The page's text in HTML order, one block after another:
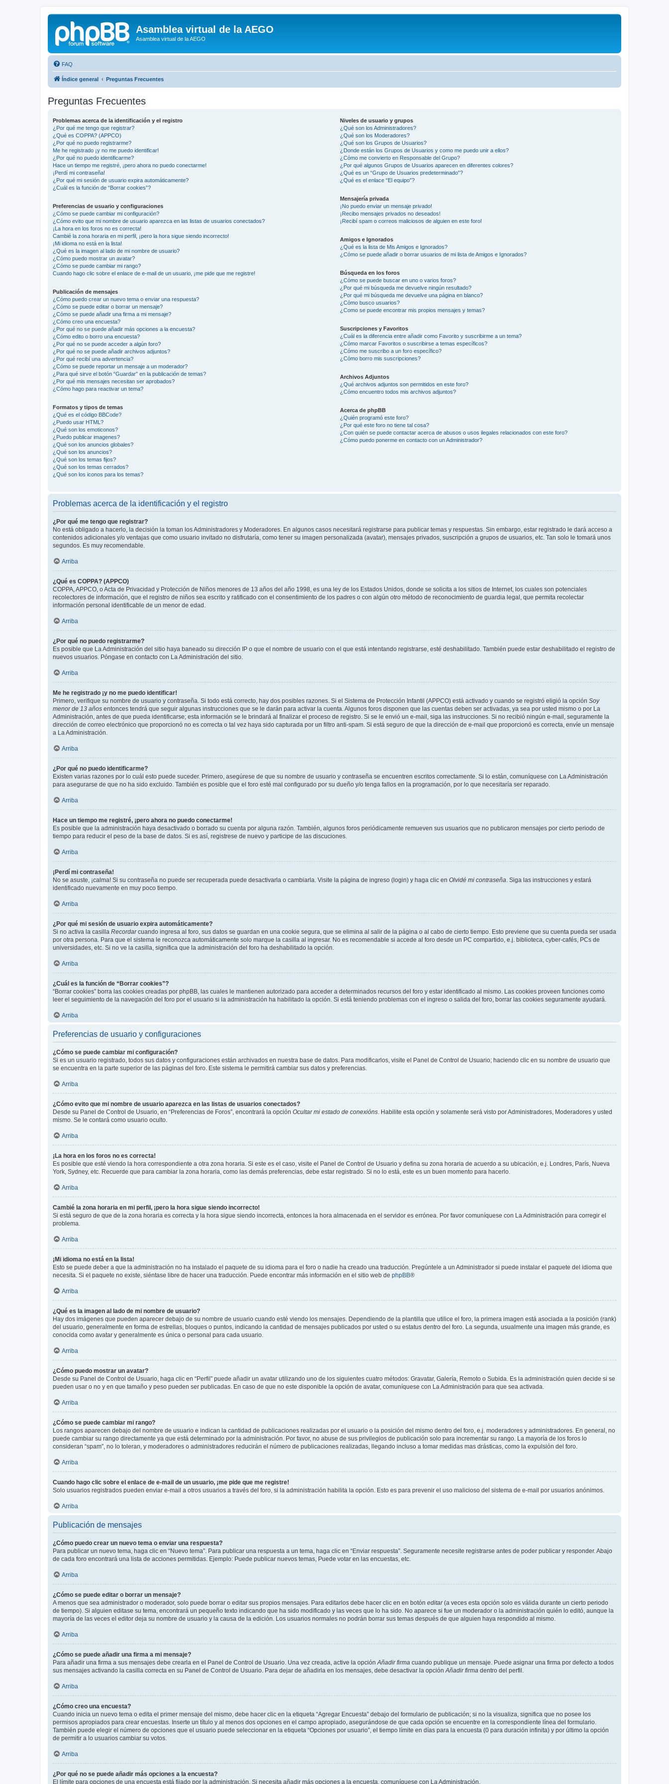
Asamblea virtual de la AEGO
Asamblea virtual de la AEGO
FAQ
Índice general Preguntas Frecuentes
Preguntas Frecuentes
Problemas acerca de la identificación y el registro
¿Por qué me tengo que registrar?
¿Qué es COPPA? (APPCO)
¿Por qué no puedo registrarme?
Me he registrado ¡y no me puedo identificar!
¿Por qué no puedo identificarme?
Hace un tiempo me registré, ¡pero ahora no puedo conectarme!
¡Perdí mi contraseña!
¿Por qué mi sesión de usuario expira automáticamente?
¿Cuál es la función de “Borrar cookies”?
Preferencias de usuario y configuraciones
¿Cómo se puede cambiar mi configuración?
¿Cómo evito que mi nombre de usuario aparezca en las listas de usuarios conectados?
¡La hora en los foros no es correcta!
Cambié la zona horaria en mi perfil, ¡pero la hora sigue siendo incorrecto!
¡Mi idioma no está en la lista!
¿Qué es la imagen al lado de mi nombre de usuario?
¿Cómo puedo mostrar un avatar?
¿Cómo se puede cambiar mi rango?
Cuando hago clic sobre el enlace de e-mail de un usuario, ¡me pide que me registre!
Publicación de mensajes
¿Cómo puedo crear un nuevo tema o enviar una respuesta?
¿Cómo se puede editar o borrar un mensaje?
¿Cómo se puede añadir una firma a mi mensaje?
¿Cómo creo una encuesta?
¿Por qué no se puede añadir más opciones a la encuesta?
¿Cómo edito o borro una encuesta?
¿Por qué no se puede acceder a algún foro?
¿Por qué no se puede añadir archivos adjuntos?
¿Por qué recibí una advertencia?
¿Cómo se puede reportar un mensaje a un moderador?
¿Para qué sirve el botón “Guardar” en la publicación de temas?
¿Por qué mis mensajes necesitan ser aprobados?
¿Cómo hago para reactivar un tema?
Formatos y tipos de temas
¿Qué es el código BBCode?
¿Puedo usar HTML?
¿Qué son los emoticonos?
¿Puedo publicar imagenes?
¿Qué son los anuncios globales?
¿Qué son los anuncios?
¿Qué son los temas fijos?
¿Qué son los temas cerrados?
¿Qué son los iconos para los temas?
Niveles de usuario y grupos
¿Qué son los Administradores?
¿Qué son los Moderadores?
¿Qué son los Grupos de Usuarios?
¿Donde están los Grupos de Usuarios y como me puedo unir a ellos?
¿Cómo me convierto en Responsable del Grupo?
¿Por qué algunos Grupos de Usuarios aparecen en diferentes colores?
¿Qué es un “Grupo de Usuarios predeterminado”?
¿Qué es el enlace “El equipo”?
Mensajería privada
¡No puedo enviar un mensaje privado!
¡Recibo mensajes privados no deseados!
¡Recibí spam o correos maliciosos de alguien en este foro!
Amigos e Ignorados
¿Qué es la lista de Mis Amigos e Ignorados?
¿Cómo se puede añadir o borrar usuarios de mi lista de Amigos e Ignorados?
Búsqueda en los foros
¿Cómo se puede buscar en uno o varios foros?
¿Por qué mi búsqueda me devuelve ningún resultado?
¿Por qué mi búsqueda me devuelve una página en blanco?
¿Cómo busco usuarios?
¿Como se puede encontrar mis propios mensajes y temas?
Suscripciones y Favoritos
¿Cuál es la diferencia entre añadir como Favorito y suscribirme a un tema?
¿Cómo marcar Favoritos o suscribirse a temas específicos?
¿Cómo me suscribo a un foro específico?
¿Cómo borro mis suscripciones?
Archivos Adjuntos
¿Qué archivos adjuntos son permitidos en este foro?
¿Cómo encuentro todos mis archivos adjuntos?
Acerca de phpBB
¿Quién programó este foro?
¿Por qué este foro no tiene tal cosa?
¿Con quién se puede contactar acerca de abusos o usos ilegales relacionados con este foro?
¿Cómo puedo ponerme en contacto con un Administrador?
Problemas acerca de la identificación y el registro
¿Por qué me tengo que registrar?
No está obligado a hacerlo, la decisión la toman los Administradores y Moderadores. En algunos casos necesitará registrarse para publicar temas y respuestas. Sin embargo, estar registrado le dará acceso a
contenidos adicionales y/o ventajas que como usuario invitado no disfrutaría, como tener su imagen personalizada (avatar), mensajes privados, suscripción a grupos de usuarios, etc. Tan solo le tomará unos
segundos. Es muy recomendable.
Arriba
¿Qué es COPPA? (APPCO)
COPPA, APPCO, o Acta de Privacidad y Protección de Niños menores de 13 años del año 1998, es una ley de los Estados Unidos, donde se solicita a los sitios de Internet, los cuales son potenciales
recolectores de información, que el registro de niños sea escrito y ratificado con el consentimiento de los padres o con algún otro método de reconocimiento de guardia legal, que permita recolectar
información personal identificable de un menor de edad.
Arriba
¿Por qué no puedo registrarme?
Es posible que La Administración del sitio haya baneado su dirección IP o que el nombre de usuario con el que está intentando registrarse, esté deshabilitado. También puede estar deshabilitado el registro de
nuevos usuarios. Póngase en contacto con La Administración del sitio.
Arriba
Me he registrado ¡y no me puedo identificar!
Primero, verifique su nombre de usuario y contraseña. Si todo está correcto, hay dos posibles razones. Si el Sistema de Protección Infantil (APPCO) está activado y cuando se registró eligió la opción Soy
menor de 13 años entonces tendrá que seguir algunas instrucciones que se le darán para activar la cuenta. Algunos foros disponen que las cuentas deben ser activadas, ya sea por usted mismo o por La
Administración, antes de que pueda identificarse; esta información se le brindará al finalizar el proceso de registro. Si se le envió un e-mail, siga las instrucciones. Si no recibió ningún e-mail, seguramente la
dirección de correo electrónico que proporcionó no es correcta o tal vez haya sido capturada por un filtro anti-spam. Si está seguro de que la dirección de e-mail que proporcionó es correcta, envíe un mensaje
a La Administración.
Arriba
¿Por qué no puedo identificarme?
Existen varias razones por lo cuál esto puede suceder. Primero, asegúrese de que su nombre de usuario y contraseña se encuentren escritos correctamente. Si lo están, comuníquese con La Administración
para asegurarse de que no ha sido excluido. También es posible que el foro esté mal configurado por su dueño y/o tenga fallos en la programación, por lo que necesitaría ser reparado.
Arriba
Hace un tiempo me registré, ¡pero ahora no puedo conectarme!
Es posible que la administración haya desactivado o borrado su cuenta por alguna razón. También, algunos foros periódicamente remueven sus usuarios que no publicaron mensajes por cierto periodo de
tiempo para reducir el peso de la base de datos. Si es así, registrese de nuevo y participe de las discuciones.
Arriba
¡Perdí mi contraseña!
No se asuste, ¡calma! Si su contraseña no puede ser recuperada puede desactivarla o cambiarla. Visite la página de ingreso (login) y haga clic en Olvidé mi contraseña . Siga las instrucciones y estará
identificado nuevamente en muy poco tiempo.
Arriba
¿Por qué mi sesión de usuario expira automáticamente?
Si no activa la casilla Recordarcuando ingresa al foro, sus datos se guardan en una cookie segura, que se elimina al salir de la página o al cabo de cierto tiempo. Esto previene que su cuenta pueda ser usada
por otra persona. Para que el sistema le reconozca automáticamente solo marque la casilla al ingresar. No es recomendable si accede al foro desde un PC compartido, e.j. biblioteca, cyber-cafés, PCs de
universidades, etc. Si no ve la casilla, significa que la administración del foro ha deshabilitado la opción.
Arriba
¿Cuál es la función de “Borrar cookies”?
“Borrar cookies” borra las cookies creadas por phpBB, las cuales le mantienen autorizado para acceder a determinados recursos del foro y estar identificado al mismo. Las cookies proveen funciones como
leer el seguimiento de la navegación del foro por el usuario si la administración ha habilitado la opción. Si está teniendo problemas con el ingreso o salida del foro, borrar las cookies seguramente ayudará.
Arriba
Preferencias de usuario y configuraciones
¿Cómo se puede cambiar mi configuración?
Si es un usuario registrado, todos sus datos y configuraciones están archivados en nuestra base de datos. Para modificarlos, visite el Panel de Control de Usuario; haciendo clic en su nombre de usuario que
se encuentra en la parte superior de las páginas del foro. Este sistema le permitirá cambiar sus datos y preferencias.
Arriba
¿Cómo evito que mi nombre de usuario aparezca en las listas de usuarios conectados?
Desde su Panel de Control de Usuario, en “Preferencias de Foros”, encontrará la opción Ocultar mi estado de conexións . Habilite esta opción y solamente será visto por Administradores, Moderadores y usted
mismo. Se le contará como usuario oculto.
Arriba
¡La hora en los foros no es correcta!
Es posible que esté viendo la hora correspondiente a otra zona horaria. Si este es el caso, visite el Panel de Control de Usuario y defina su zona horaria de acuerdo a su ubicación, e.j. Londres, París, Nueva
York, Sydney, etc. Recuerde que para cambiar la zona horaria, como las demás preferencias, debe estar registrado. Si no lo está, este es un buen momento para hacerlo.
Arriba
Cambié la zona horaria en mi perfil, ¡pero la hora sigue siendo incorrecto!
Si está seguro de que de la zona horaria es correcta y la hora sigue siendo incorrecta, entonces la hora almacenada en el servidor es errónea. Por favor comuníquese con La Administración para corregir el
problema.
Arriba
¡Mi idioma no está en la lista!
Esto se puede deber a que la administración no ha instalado el paquete de su idioma para el foro o nadie ha creado una traducción. Pregúntele a un Administrador si puede instalar el paquete del idioma que
necesita. Si el paquete no existe, siéntase libre de hacer una traducción. Puede encontrar más información en el sitio web de phpBB®
Arriba
¿Qué es la imagen al lado de mi nombre de usuario?
Hay dos imágenes que pueden aparecer debajo de su nombre de usuario cuando esté viendo los mensajes. Dependiendo de la plantilla que utilice el foro, la primera imagen está asociada a la posición (rank)
del usuario, generalmente en forma de estrellas, bloques o puntos, indicando la cantidad de mensajes publicados por usted o su estatus dentro del foro. La segunda, usualmente una imagen más grande, es
conocida como avatar y generalmente es única o personal para cada usuario.
Arriba
¿Cómo puedo mostrar un avatar?
Desde su Panel de Control de Usuario, haga clic en “Perfil” puede añadir un avatar utilizando uno de los siguientes cuatro métodos: Gravatar, Galería, Remoto o Subida. Es la administración quien decide si se
pueden usar o no y en que tamaño y peso pueden ser publicadas. En caso de que no este disponible la opción de avatar, comuníquese con La Administración para que sea activada.
Arriba
¿Cómo se puede cambiar mi rango?
Los rangos aparecen debajo del nombre de usuario e indican la cantidad de publicaciones realizadas por el usuario o la posición del mismo dentro del foro, e.j. moderadores y administradores. En general, no
puede cambiar su rango directamente ya que está determinado por la administración. Por favor, no abuse de sus privilegios de publicación solo para incrementar su rango. La mayoría de los foros lo
consideran “spam”, no lo toleran, y moderadores o administradores reducirán el número de publicaciones realizadas, llegando incluso a tomar medidas mas drásticas, como la expulsión del foro.
Arriba
Cuando hago clic sobre el enlace de e-mail de un usuario, ¡me pide que me registre!
Solo usuarios registrados pueden enviar e-mail a otros usuarios a través del foro, si la administración habilita la opción. Esto es para prevenir el uso malicioso del sistema de e-mail por usuarios anónimos.
Arriba
Publicación de mensajes
¿Cómo puedo crear un nuevo tema o enviar una respuesta?
Para publicar un nuevo tema, haga clic en “Nuevo tema”. Para publicar una respuesta a un tema, haga clic en “Enviar respuesta”. Seguramente necesite registrarse antes de poder publicar y responder. Abajo
de cada foro encontrará una lista de acciones permitidas. Ejemplo: Puede publicar nuevos temas, Puede votar en las encuestas, etc.
Arriba
¿Cómo se puede editar o borrar un mensaje?
A menos que sea administrador o moderador, solo puede borrar o editar sus propios mensajes. Para editarlos debe hacer clic en en botón editar(a veces esta opción solo es válida durante un cierto periodo
de tiempo). Si alguien editase su tema, encontrará un pequeño texto indicando que ha sido modificado y las veces que lo ha sido. No aparece si fue un moderador o la administración quién lo editó, aunque la
mayoría de las veces el editor deja su nombre de usuario y la causa de la edición. Los usuarios normales no podrán borrar sus temas después de que alguien haya respondido al mismo.
Arriba
¿Cómo se puede añadir una firma a mi mensaje?
Para añadir una firma a sus mensajes debe crearla en el Panel de Control de Usuario. Una vez creada, active la opción Añadir firma cuando publique un mensaje. Puede asignar una firma por defecto a todos
sus mensajes activando la casilla correcta en su Panel de Control de Usuario. Para dejar de añadirla en los mensajes, debe desactivar la opción Añadir firma dentro del perfil.
Arriba
¿Cómo creo una encuesta?
Cuando inicia un nuevo tema o edita el primer mensaje del mismo, debe hacer clic en la etiqueta “Agregar Encuesta” debajo del formulario de publicación; si no la visualiza, significa que no posee los
permisos apropiados para crear encuestas. Inserte un título y al menos dos opciones en el campo apropiado, asegurándose de que cada opción se encuentre en la correspondiente línea del formulario.
También puede elegir el número de opciones que el usuario puede seleccionar en la etiqueta “Opciones por usuario”, el tiempo límite en días para la encuesta (0 para duración infinita) y por último la opción
de permitir a lo usuarios cambiar su votos.
Arriba
¿Por qué no se puede añadir más opciones a la encuesta?
El límite para opciones de una encuesta está fijado por la administración. Si necesita añadir más opciones a la encuesta, comuníquese con La Administración.